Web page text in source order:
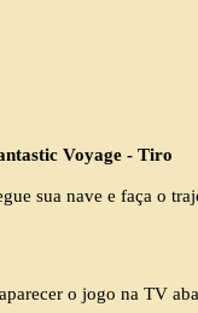
Voyage - Tiro
sua nave e faça o
o jogo na TV